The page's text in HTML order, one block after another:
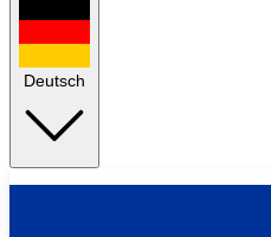
Deutsch